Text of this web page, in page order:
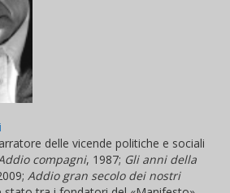
delle vicende politiche e sociali
compagni, 1987; Gli anni della
Addio gran secolo dei nostri